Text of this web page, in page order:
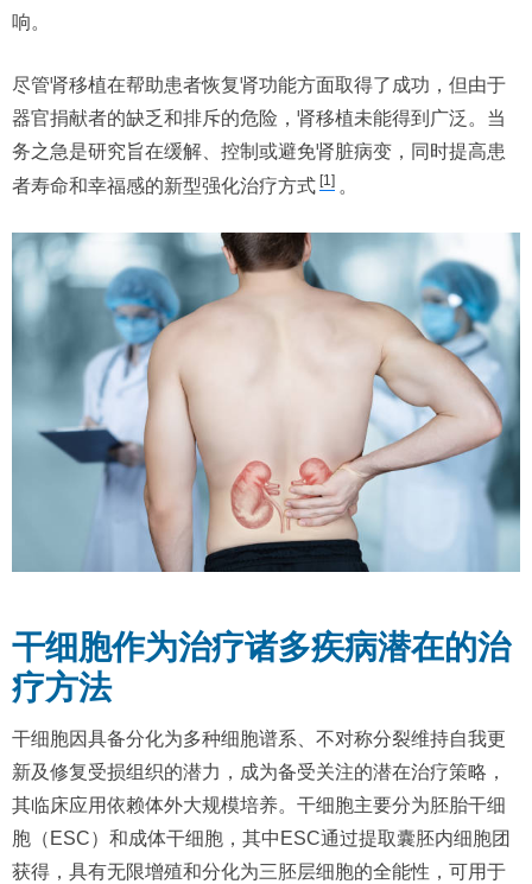
响。
尽管肾移植在帮助患者恢复肾功能方面取得了成功，但由于
器官捐献者的缺乏和排斥的危险，肾移植未能得到广泛。当
务之急是研究旨在缓解、控制或避免肾脏病变，同时提高患
者寿命和幸福感的新型强化治疗方式 [1] 。
干细胞作为治疗诸多疾病潜在的治
疗方法
干细胞因具备分化为多种细胞谱系、不对称分裂维持自我更
新及修复受损组织的潜力，成为备受关注的潜在治疗策略，
其临床应用依赖体外大规模培养。干细胞主要分为胚胎干细
胞（ESC）和成体干细胞，其中ESC通过提取囊胚内细胞团
获得，具有无限增殖和分化为三胚层细胞的全能性，可用于